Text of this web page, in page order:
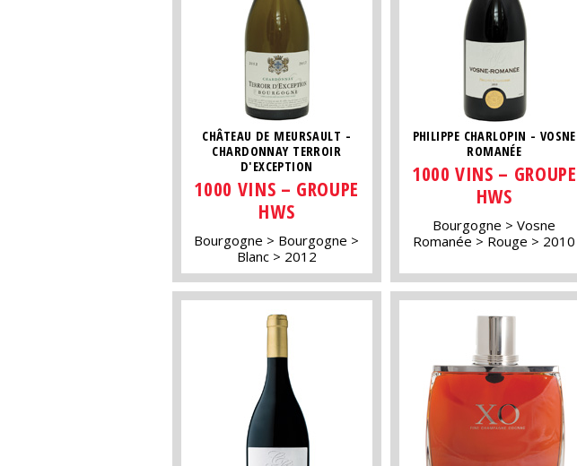
CHÂTEAU DE MEURSAULT -
CHARDONNAY TERROIR
D'EXCEPTION
1000 VINS – GROUPE
HWS
Bourgogne
Bourgogne
Blanc
2012
PHILIPPE CHARLOPIN - VOSNE
ROMANÉE
1000 VINS – GROUPE
HWS
Bourgogne
Vosne
Romanée
Rouge 2010